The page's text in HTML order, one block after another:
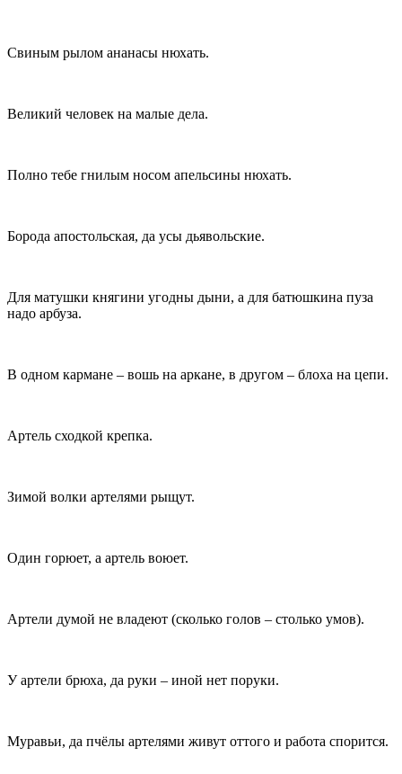
Свиным рылом ананасы нюхать.
Великий человек на малые дела.
Полно тебе гнилым носом апельсины нюхать.
Борода апостольская, да усы дьявольские.
Для матушки княгини угодны дыни, а для батюшкина пуза
надо арбуза.
В одном кармане – вошь на аркане, в другом – блоха на цепи.
Артель сходкой крепка.
Зимой волки артелями рыщут.
Один горюет, а артель воюет.
Артели думой не владеют (сколько голов – столько умов).
У артели брюха, да руки – иной нет поруки.
Муравьи, да пчёлы артелями живут оттого и работа спорится.